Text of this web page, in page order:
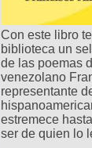
Con este libro
biblioteca un
de las poemas
venezolano
representante
estremece
ser de quien lo